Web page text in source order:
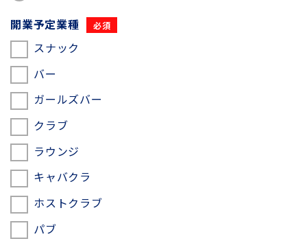
開業予定業種
スナック
バー
ガールズバー
クラブ
ラウンジ
キャバクラ
ホストクラブ
パブ